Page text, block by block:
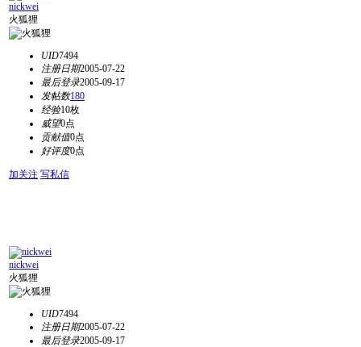
nickwei
火狐狸
UID7494
注册日期2005-07-22
最后登录2005-09-17
发帖数180
经验10枚
威望0点
贡献值0点
好评度0点
加关注 写私信
nickwei
火狐狸
UID7494
注册日期2005-07-22
最后登录2005-09-17